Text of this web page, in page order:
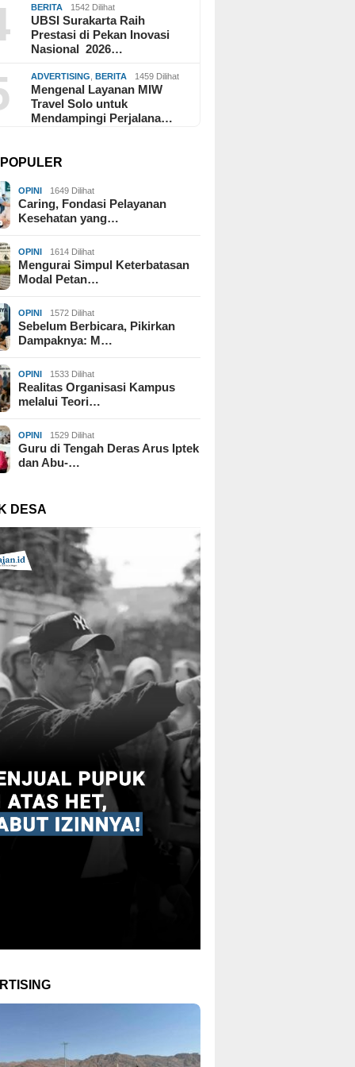
BERITA 1542 Dilihat
UBSI Surakarta Raih
Prestasi di Pekan Inovasi
Nasional 2026…
ADVERTISING ,BERITA 1459 Dilihat
Mengenal Layanan MIW
Travel Solo untuk
Mendampingi Perjalana…
OPINI 1649 Dilihat
Caring, Fondasi Pelayanan
Kesehatan yang…
OPINI 1614 Dilihat
Mengurai Simpul Keterbatasan
Modal Petan…
OPINI 1572 Dilihat
Sebelum Berbicara, Pikirkan
Dampaknya: M…
OPINI 1533 Dilihat
Realitas Organisasi Kampus
melalui Teori…
OPINI 1529 Dilihat
Guru di Tengah Deras Arus Iptek
dan Abu-…
DESA